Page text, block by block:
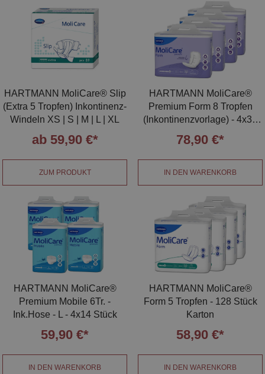
HARTMANN MoliCare® Slip
(Extra 5 Tropfen) Inkontinenz-
Windeln XS | S | M | L | XL
ab 59,90 €*
ZUM PRODUKT
HARTMANN MoliCare®
Premium Form 8 Tropfen
(Inkontinenzvorlage) - 4x32
78,90 €*
IN DEN WARENKORB
HARTMANN MoliCare®
Premium Mobile 6Tr. -
Ink.Hose - L - 4x14 Stück
59,90 €*
IN DEN WARENKORB
HARTMANN MoliCare®
Form 5 Tropfen - 128 Stück
Karton
58,90 €*
IN DEN WARENKORB